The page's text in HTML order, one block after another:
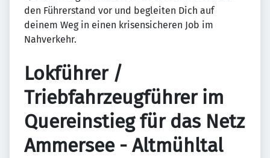
den Führerstand vor und begleiten Dich auf
deinem Weg in einen krisensicheren Job im
Nahverkehr.
Lokführer /
Triebfahrzeugführer im
Quereinstieg für das Netz
Ammersee - Altmühltal